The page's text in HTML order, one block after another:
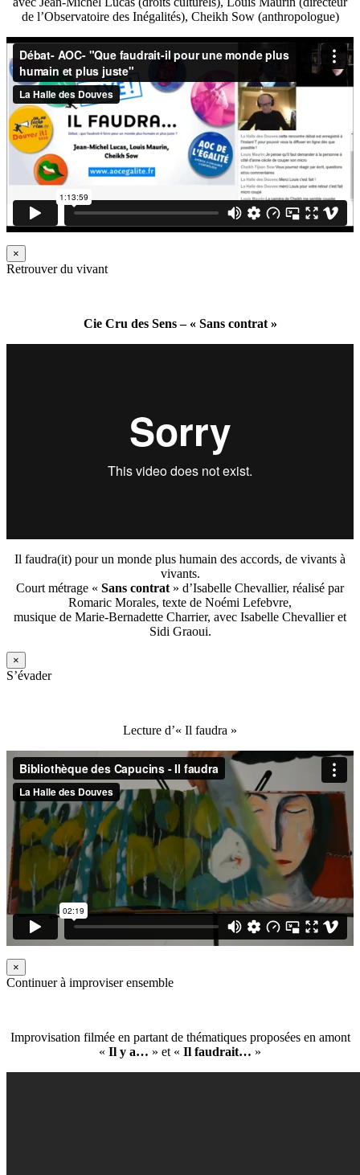
de l’Observatoire des Inégalités), Cheikh Sow (anthropologue)
×
Retrouver du vivant
Cie Cru des Sens – « Sans contrat »
Il faudra(it) pour un monde plus humain des accords, de vivants à
vivants.
Court métrage « Sans contrat » d’Isabelle Chevallier, réalisé par
Romaric Morales, texte de Noémi Lefebvre,
musique de Marie-Bernadette Charrier, avec Isabelle Chevallier et
Sidi Graoui.
×
S’évader
Lecture d’« Il faudra »
×
Continuer à improviser ensemble
Improvisation filmée en partant de thématiques proposées en amont
« Il y a… » et « Il faudrait… »